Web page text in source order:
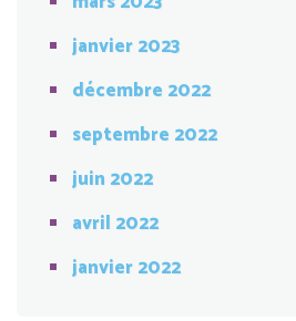
janvier 2023
décembre 2022
septembre 2022
juin 2022
avril 2022
janvier 2022